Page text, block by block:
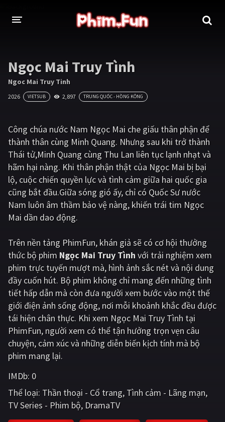
Thần thoại - Cổ trang
Tâm lý Chiến tranh
Kinh dị Tội phạm - Hình sự
Phiêu lưu Hài hước
Viễn tưởng Khoa học - Tài liệu
Hoạt hình Thể thao
Tình cảm - Lãng mạn
Giật gân Gia đình
Bí ẩn Lịch sử
Viễn Tây Tiểu sử
GameShow DramaTV
QUỐC GIA
Âu - Mỹ Trung Quốc - Hồng Kông
Hàn Quốc
Ấn Độ Việt Nam
Tổng hợp
Ngọc Mai Truy Tình
Ngoc Mai Truy Tinh
2026 VIETSUB 2,897 TRUNG QUỐC - HỒNG KÔNG
Công chúa nước Nam Ngọc Mai che giấu thân phận để
thành thân cùng Minh Quang. Nhưng sau khi trở thành
Thái tử,Minh Quang cùng Thu Lan liên tục lạnh nhạt và
hãm hại nàng. Khi thân phận thật của Ngọc Mai bị bại
lộ, cuộc chiến quyền lực và tình cảm giữa hai quốc gia
cũng bắt đầu.Giữa sóng gió ấy, chỉ có Quốc Sư nước
Nam luôn âm thầm bảo vệ nàng, khiến trái tim Ngọc
Mai dần dao động.
Trên nền tảng PhimFun, khán giả sẽ có cơ hội thưởng
thức bộ phim Ngọc Mai Truy Tìnhvới trải nghiệm xem
phim trực tuyến mượt mà, hình ảnh sắc nét và nội dung
đầy cuốn hút. Bộ phim không chỉ mang đến những tình
tiết hấp dẫn mà còn đưa người xem bước vào một thế
giới điện ảnh sống động, nơi mỗi khoảnh khắc đều được
tái hiện chân thực. Khi xem Ngọc Mai Truy Tình tại
PhimFun, người xem có thể tận hưởng trọn vẹn câu
chuyện, cảm xúc và những diễn biến kịch tính mà bộ
phim mang lại.
IMDb: 0
Thể loại: Thần thoại - Cổ trang Tình cảm - Lãng mạn
TV Series - Phim bộ DramaTV